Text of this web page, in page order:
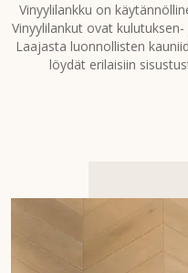
Vinyylilankku on
Vinyylilankut ovat
Laajasta luonnollisten
löydät erilaisiin